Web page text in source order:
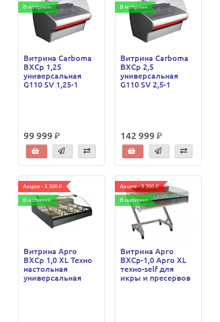
В наличии
Витрина Carboma
ВХСр 1,25
универсальная
G110 SV 1,25-1
99 999 ₽
В наличии
Витрина Carboma
ВХСр 2,5
универсальная
G110 SV 2,5-1
142 999 ₽
Акция - 3 300 ₽
В наличии
Витрина Арго
ВХСр 1,0 XL Техно
настольная
универсальная
Акция - 3 300 ₽
В наличии
Витрина Арго
ВХСр-1,0 Арго XL
техно-self для
икры и пресервов